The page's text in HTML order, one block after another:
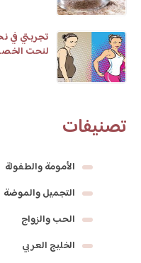
تجربتي في
لنحت
تصنيفات
الأمومة والطفولة
التجميل والموضة
الحب والزواج
الخليج العربي